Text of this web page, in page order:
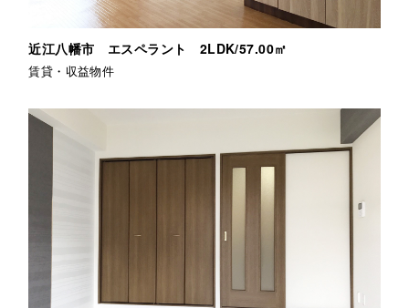
近江八幡市 エスペラント 2LDK/57.00㎡
賃貸・収益物件